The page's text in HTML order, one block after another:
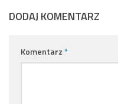
DODAJ KOMENTARZ
Komentarz *